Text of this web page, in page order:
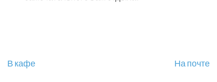
Навигация
В кафе На почте